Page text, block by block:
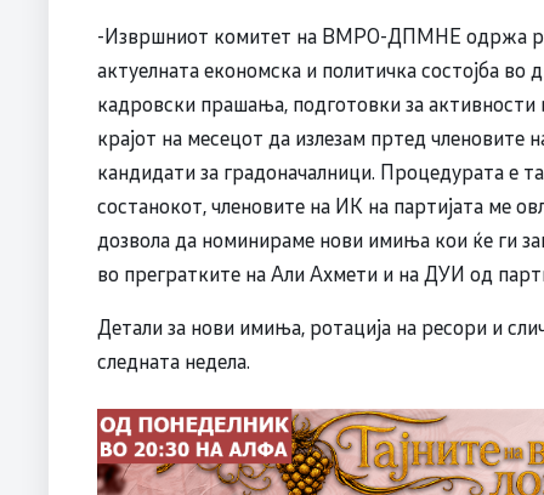
-Извршниот комитет на ВМРО-ДПМНЕ одржа
актуелната економска и политичка состојба
кадровски прашања, подготовки за
крајот на месецот да излезам пртед
кандидати за градоначалници. Процедурата е
состанокот, членовите на ИК на партијата ме
дозвола да номинираме нови имиња кои ќе ги
во прегратките на Али Ахмети и на ДУИ од
Детали за нови имиња, ротација на ресори и
следната недела.